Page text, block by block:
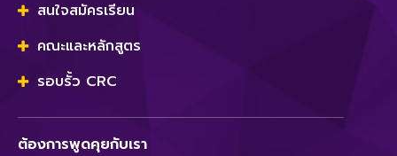
สนใจสมัครเรียน
คณะและหลักสูตร
รอบรั้ว CRC
ต้องการพูดคุยกับเรา